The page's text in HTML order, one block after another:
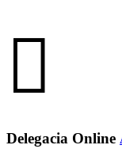
Delegacia Online